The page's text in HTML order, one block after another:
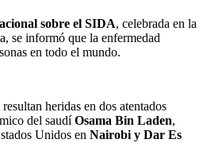
sobre el SIDA, celebrada en la
se informó que la enfermedad
en todo el mundo.
heridas en dos atentados
del saudíOsama Bin Laden,
Unidos en Nairobi y Dar Es